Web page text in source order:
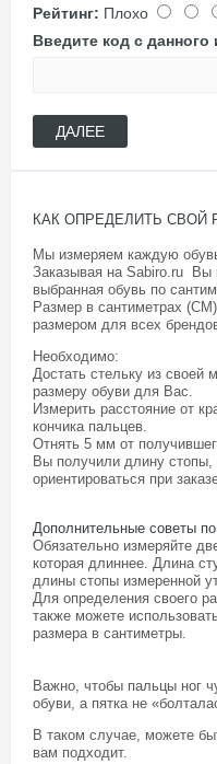
Рейтинг: Плохо
Введите код с данного
ДАЛЕЕ
КАК ОПРЕДЕЛИТЬ СВОЙ
Мы измеряем каждую
Заказывая на Sabiro.ru Вы
выбранная обувь по
Размер в сантиметрах
размером для всех
Необходимо:
Достать стельку из
размеру обуви для Вас.
Измерить расстояние от
кончика пальцев.
Отнять 5 мм от
Вы получили длину стопы,
ориентироваться при
Дополнительные советы
Обязательно измеряйте
которая длиннее. Длина
длины стопы измеренной
Для определения своего
также можете
размера в сантиметры.
Важно, чтобы пальцы ног
обуви, а пятка не
В таком случае, можете
вам подходит.